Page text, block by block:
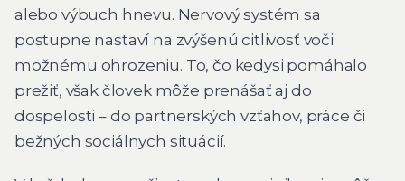
alebo výbuch hnevu. Nervový systém sa
postupne nastaví na zvýšenú citlivosť voči
možnému ohrozeniu. To, čo kedysi pomáhalo
prežiť, však človek môže prenášať aj do
dospelosti – do partnerských vzťahov, práce či
bežných sociálnych situácií.